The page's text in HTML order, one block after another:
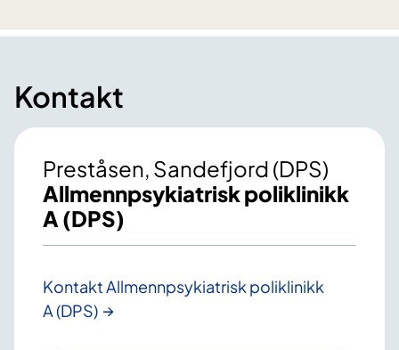
Kontakt
Preståsen, Sandefjord (DPS)
Allmennpsykiatrisk poliklinikk
A (DPS)
Kontakt Allmennpsykiatrisk poliklinikk
A (DPS)